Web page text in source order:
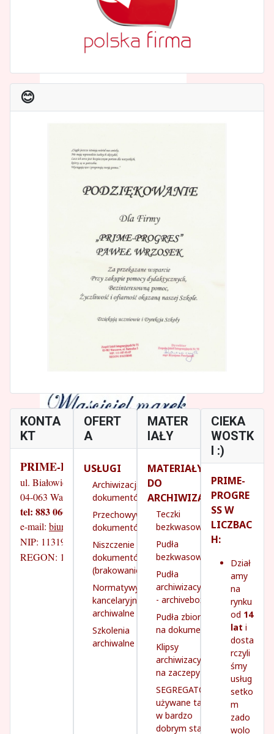
😊
KONTA
KT
PRIME-PROGRESS
ul. Białowieska 14/18
04-063 Warszawa
tel: 883 066 070
e-mail: biuro@prime-progress.pl
NIP: 1131931260
REGON: 142745141
OFERT
A
USŁUGI
Archiwizacja
dokumentów
Przechowywanie
dokumentów
Niszczenie
dokumentów
(brakowanie)
Normatywy
kancelaryjno-
archiwalne
Szkolenia
archiwalne
MATER
IAŁY
MATERIAŁY
DO
ARCHIWIZACJI
Teczki
bezkwasowe
Pudła
bezkwasowe
Pudła
archiwizacyjne
- archivebox
Pudła zbiorcze
na dokumenty
Klipsy
archiwizacyjne
na zaczepy
SEGREGATORY
używane tanio,
w bardzo
dobrym stanie
CIEKA
WOSTK
I :)
PRIME-
PROGRE
SS W
LICZBAC
H:
Dział
amy
na
rynku
od 14
lat i
dosta
rczyli
śmy
usług
setko
m
zado
wolo